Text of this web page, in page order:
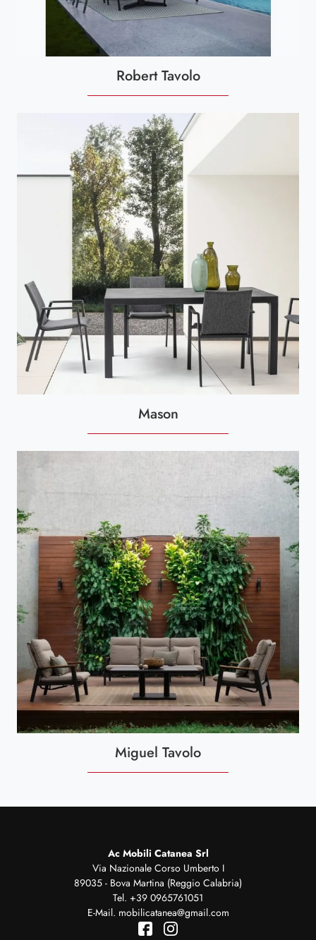
Robert Tavolo
Mason
Miguel Tavolo
Ac Mobili Catanea Srl
Via Nazionale Corso Umberto I
89035 - Bova Martina (Reggio Calabria)
Tel. +39 0965761051
E-Mail. mobilicatanea@gmail.com